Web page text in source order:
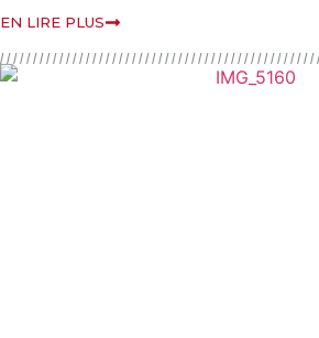
EN LIRE PLUS